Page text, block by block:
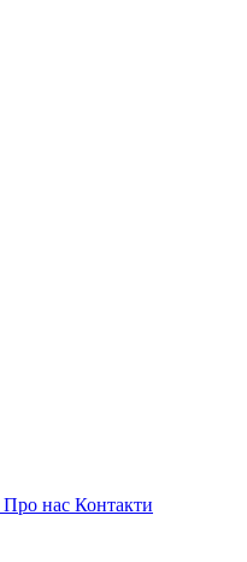
Про нас Контакти